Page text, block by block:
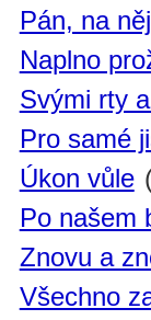
Pán, na
Naplno
Svými rty
Pro samé
Úkon vůle
Po našem
Znovu a
Všechno